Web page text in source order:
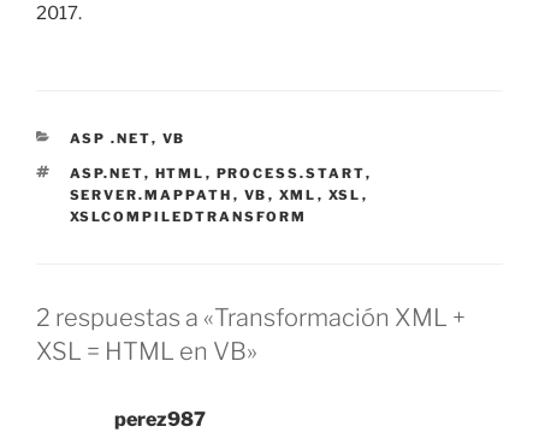
2017.
CATEGORÍAS
ASP .NET, VB
ETIQUETAS
ASP.NET, HTML , PROCESS.START,
SERVER.MAPPATH , VB , XML , XSL ,
XSLCOMPILEDTRANSFORM
2 respuestas a «Transformación XML +
XSL = HTML en VB»
perez987